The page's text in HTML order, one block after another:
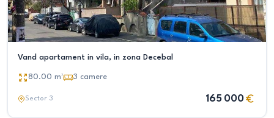
Vand apartament in vila, in zona Decebal
80.00 m² 3 camere
Sector 3 165 000